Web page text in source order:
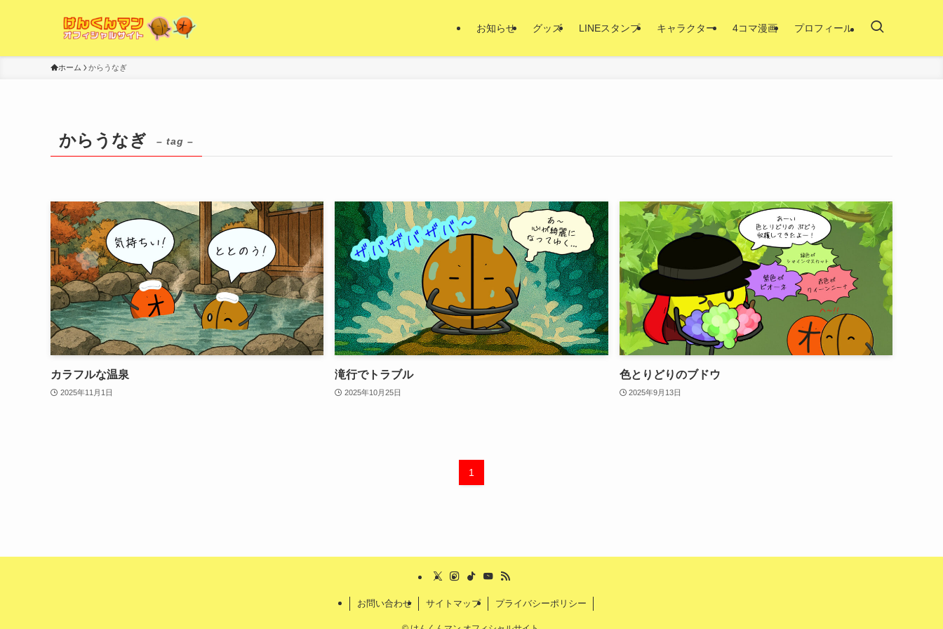
お知らせ グッズ LINEスタンプ キャラクター 4コマ漫画 プロフィール
ホーム からうなぎ
からうなぎ – tag –
カラフルな温泉
2025年11月1日
滝行でトラブル
2025年10月25日
色とりどりのブドウ
2025年9月13日
1
お問い合わせ サイトマップ プライバシーポリシー